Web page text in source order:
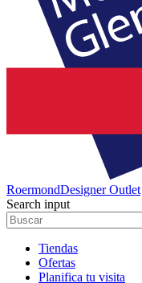
RoermondDesigner Outlet
Search input
Tiendas
Ofertas
Planifica tu visita